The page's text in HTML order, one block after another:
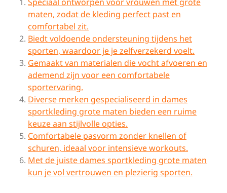
maten, zodat de kleding perfect past en
comfortabel zit.
Biedt voldoende ondersteuning tijdens het
sporten, waardoor je je zelfverzekerd voelt.
Gemaakt van materialen die vocht afvoeren en
ademend zijn voor een comfortabele
sportervaring.
Diverse merken gespecialiseerd in dames
sportkleding grote maten bieden een ruime
keuze aan stijlvolle opties.
Comfortabele pasvorm zonder knellen of
schuren, ideaal voor intensieve workouts.
Met de juiste dames sportkleding grote maten
kun je vol vertrouwen en plezierig sporten.